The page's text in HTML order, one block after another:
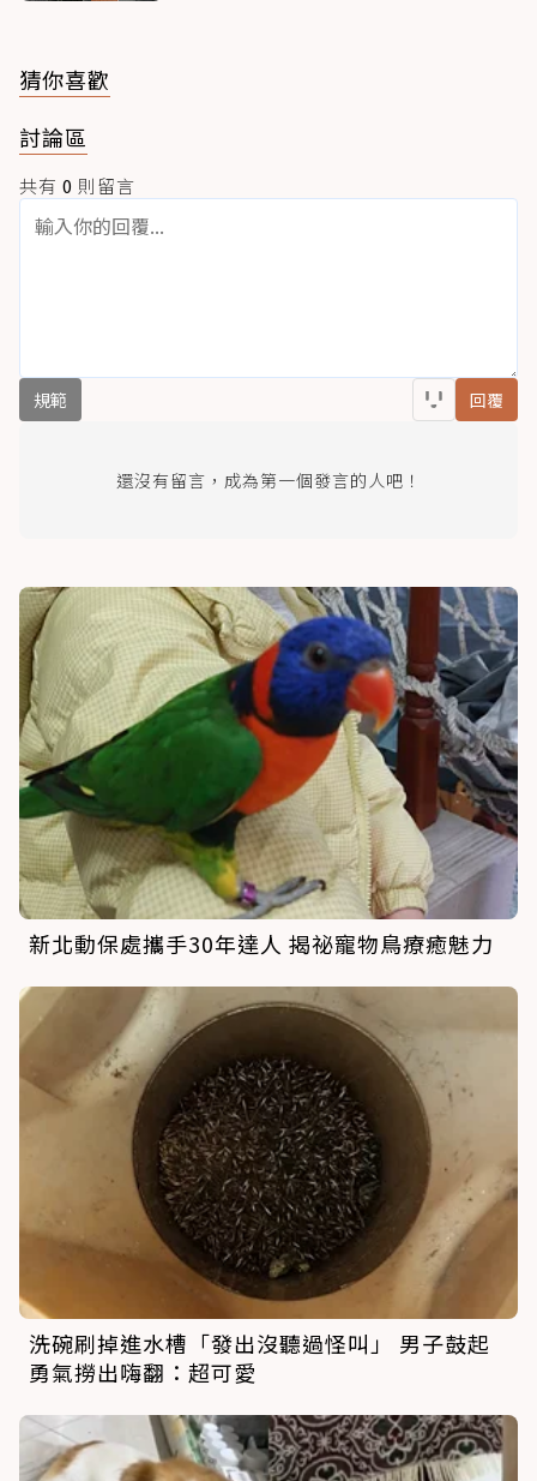
猜你喜歡
討論區
共有 0 則留言
規範 回覆
還沒有留言，成為第一個發言的人吧！
新北動保處攜手30年達人 揭祕寵物鳥療癒魅力
洗碗刷掉進水槽「發出沒聽過怪叫」 男子鼓起
勇氣撈出嗨翻：超可愛